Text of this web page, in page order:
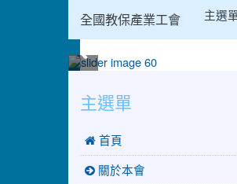
全國教保產業工會 主選單
主選單
 首頁
關於本會